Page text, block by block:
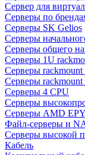
Сервер для
Серверы по
Серверы SK Gelios
Серверы
Серверы общего
Серверы 1U
Серверы rackmount
Серверы rackmount
Серверы 4 CPU
Серверы
Серверы AMD
Файл-серверы и
Серверы высокой
Кабель